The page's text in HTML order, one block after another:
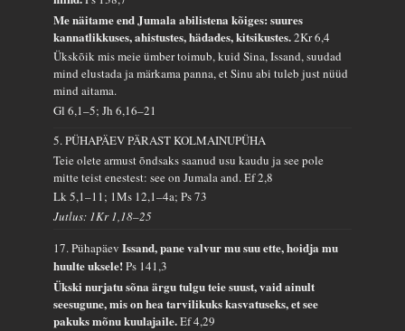
Me näitame end Jumala abilistena kõiges: suures
kannatlikkuses, ahistustes, hädades, kitsikustes.2Kr 6,4
Ükskõik mis meie ümber toimub, kuid Sina, Issand, suudad
mind elustada ja märkama panna, et Sinu abi tuleb just nüüd
mind aitama.
Gl 6,1–5; Jh 6,16–21
5. PÜHAPÄEV PÄRAST KOLMAINUPÜHA
Teie olete armust õndsaks saanud usu kaudu ja see pole
mitte teist enestest: see on Jumala and.Ef 2,8
Lk 5,1–11; 1Ms 12,1–4a; Ps 73
Jutlus: 1Kr 1,18–25
17. PühapäevIssand, pane valvur mu suu ette, hoidja mu
huulte uksele!Ps 141,3
Ükski nurjatu sõna ärgu tulgu teie suust, vaid ainult
seesugune, mis on hea tarvilikuks kasvatuseks, et see
pakuks mõnu kuulajaile.Ef 4,29